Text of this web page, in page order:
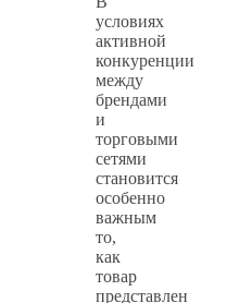
условиях
активной
конкуренции
между
брендами
и
торговыми
сетями
становится
особенно
важным
то,
как
товар
представлен